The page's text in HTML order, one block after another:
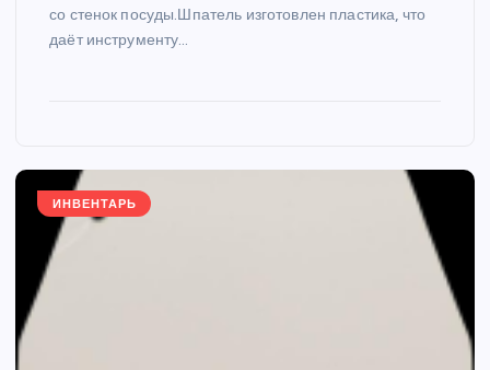
со стенок посуды.Шпатель изготовлен пластика, что
даёт инструменту…
ИНВЕНТАРЬ